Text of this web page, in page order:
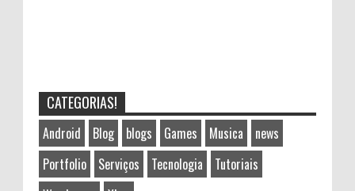
CATEGORIAS!
Android Blog blogs Games Musica
news
Portfolio
Serviços Tecnologia
Tutoriais